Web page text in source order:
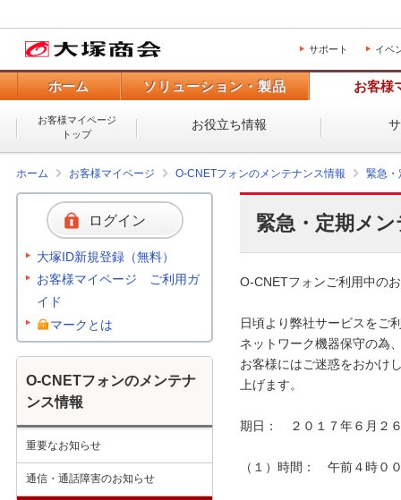
サポート イベ
ホーム ソリューション・製品 お客様
お客様マイページ
トップ
お役立ち情報
ホーム お客様マイページ O-CNETフォンのメンテナンス情報 緊急・
緊急・定期メ
O-CNETフォンご利用中の
日頃より弊社サービスをご
ネットワーク機器保守の為
お客様にはご迷惑をおかけ
上げます。
期日：　２０１７年６月２
（１）時間：　午前４時０
ログイン
大塚ID新規登録（無料）
お客様マイページ ご利用ガ
イド
マークとは
O-CNETフォンのメンテナ
ンス情報
重要なお知らせ
通信・通話障害のお知らせ